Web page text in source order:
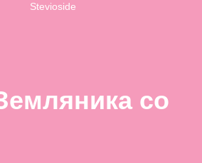
Stevioside
со